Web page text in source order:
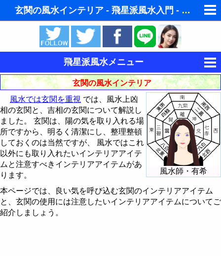
玄関の風水インテリア - 飛星派風水入門 - 飛星派風水で住宅開運スマホ版
ゆめの夢占い
人気の夢占い
東洋・西洋占星術
ホラリー占星術
手相占いで未来診断
タロットカードで無料占い
命名の姓名判断
男と女の心理学と心理テスト
飛星派風水メニュー
風水とは
風水と家相
飛星派風水入門
インテリア・家具・財布を鑑定 - 巒頭風水
理想的な住宅の立地条件
風水では玄関を重視
玄関の風水インテリア
風水と色 - ラッキーカラー
風水による2008年の色
風水による2009年の色
風水都市
風水都市 - 京都
易学から陰陽説 - 八卦とは
玄関の風水インテリア
風水師・有希
風水では玄関を重視 では、風水上凶
相の玄関と、吉相の玄関について解説し
ました。 玄関は、陽の気を取り入れる場
所ですから、明るく清潔にし、整理整頓
しておくのは当然ですが、 風水ではこれ
以外にも取り入れたいインテリアアイテ
ムと注意すべきインテリアアイテムがあ
ります。
本ページでは、良い気を呼び込む玄関のインテリアアイテム
と、玄関の使用には注意したいインテリアアイテムについてご
紹介しましょう。